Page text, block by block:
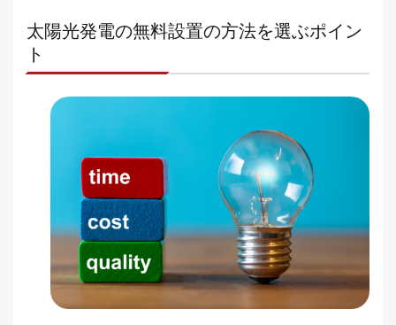
太陽光発電の無料設置の方法を選ぶポイン
ト